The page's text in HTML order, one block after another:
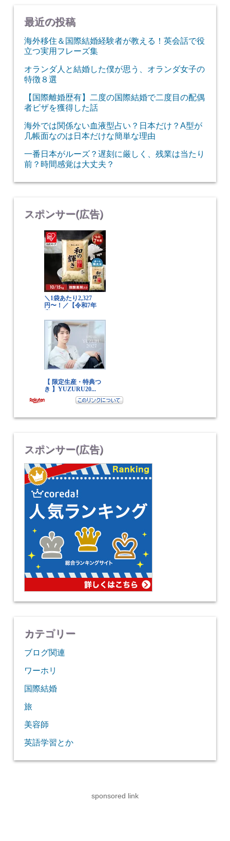
最近の投稿
海外移住＆国際結婚経験者が教える！英会話で役
立つ実用フレーズ集
オランダ人と結婚した僕が思う、オランダ女子の
特徴８選
【国際離婚歴有】二度の国際結婚で二度目の配偶
者ビザを獲得した話
海外では関係ない血液型占い？日本だけ？A型が
几帳面なのは日本だけな簡単な理由
一番日本がルーズ？遅刻に厳しく、残業は当たり
前？時間感覚は大丈夫？
スポンサー(広告)
スポンサー(広告)
カテゴリー
ブログ関連
ワーホリ
国際結婚
旅
美容師
英語学習とか
sponsored link